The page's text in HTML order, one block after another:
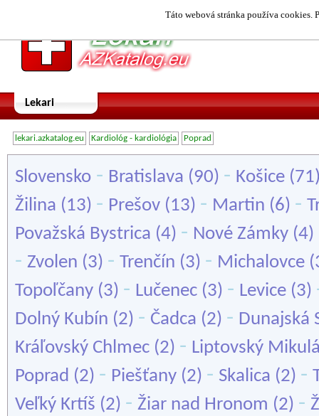
Táto webová stránka používa cookies.
Lekari
lekari.azkatalog.eu Kardiológ - kardiológia Poprad
Slovensko - Bratislava (90) - Košice
Žilina (13) - Prešov (13) - Martin (6) -
Považská Bystrica (4) - Nové Zámky (4)
- Zvolen (3) - Trenčín (3) - Michalovce
Topoľčany (3) - Lučenec (3) - Levice (3)
Dolný Kubín (2) - Čadca (2) - Dunajská
Kráľovský Chlmec (2) - Liptovský
Poprad (2) - Piešťany (2) - Skalica (2) -
Veľký Krtíš (2) - Žiar nad Hronom (2) -